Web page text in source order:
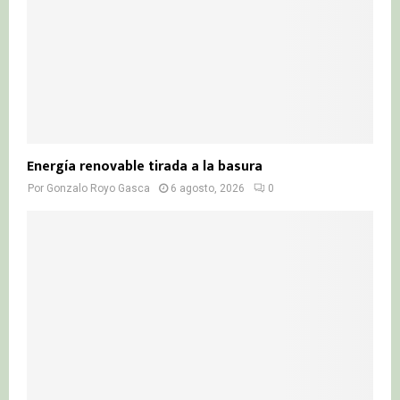
Energía renovable tirada a la basura
Por Gonzalo Royo Gasca 6 agosto, 2026 0